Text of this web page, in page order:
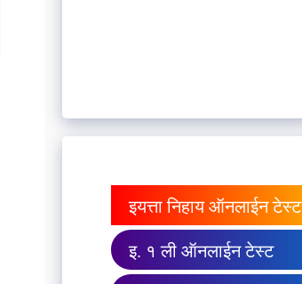
इयत्ता निहाय ऑनलाईन टेस्ट
इ. १ ली ऑनलाईन टेस्ट